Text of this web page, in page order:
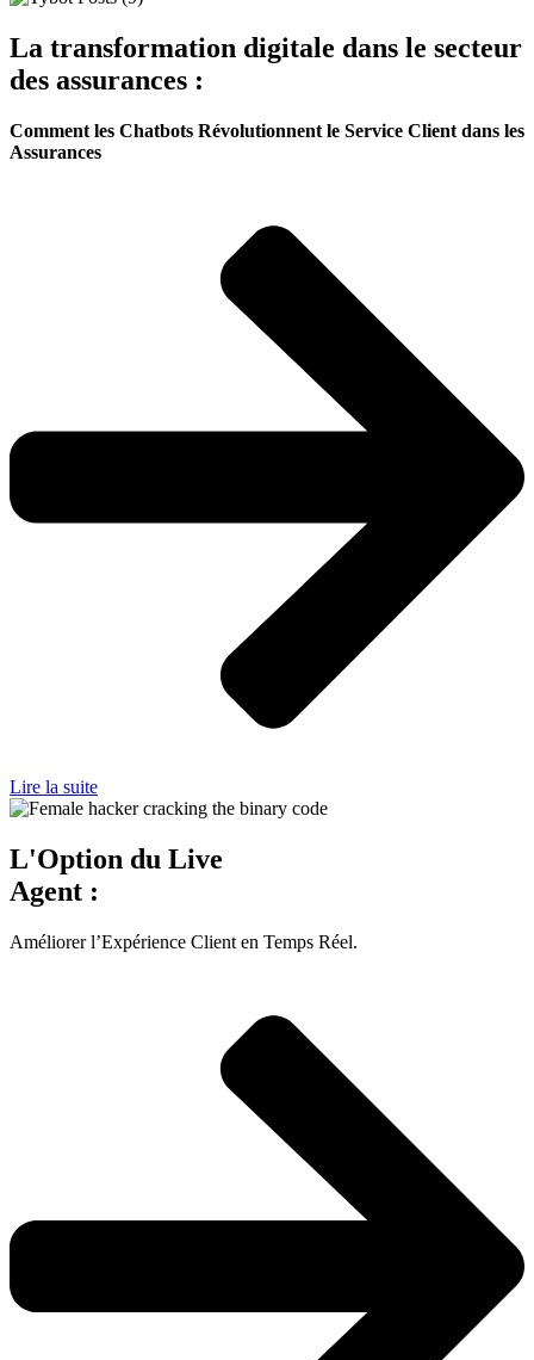
La transformation digitale dans le secteur
des assurances :
Comment les Chatbots Révolutionnent le Service Client dans les
Assurances
Lire la suite
L'Option du Live
Agent :
Améliorer l’Expérience Client en Temps Réel.